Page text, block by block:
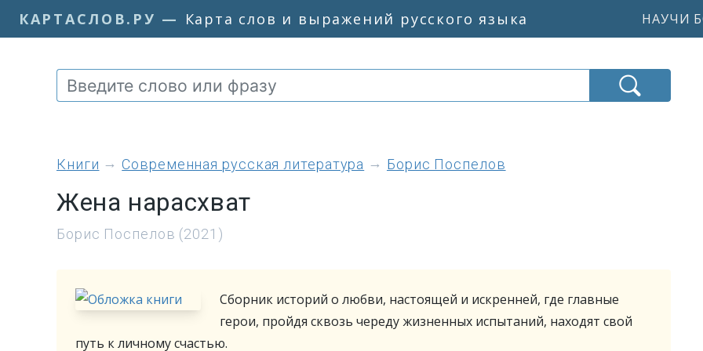
КАРТАСЛОВ.РУ — Карта слов и выражений русского языка НАУЧИ
книги Современная русская литература Борис Поспелов
Жена нарасхват
Борис Поспелов (2021)
Сборник историй о любви, настоящей и искренней, где главные
герои, пройдя сквозь череду жизненных испытаний, находят свой
путь к личному счастью.